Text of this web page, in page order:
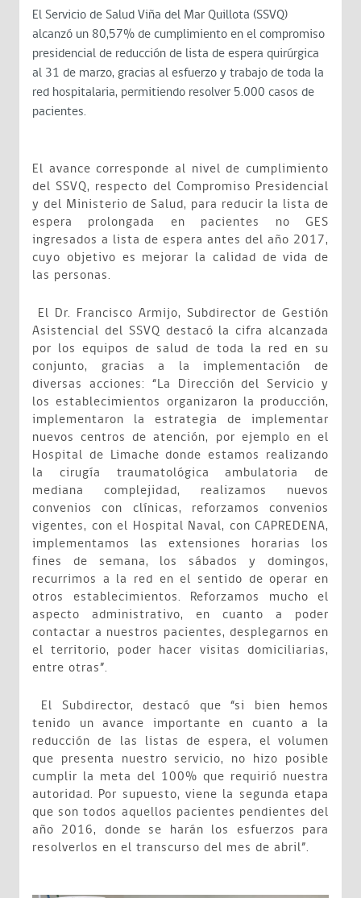
El Servicio de Salud Viña del Mar Quillota (SSVQ)
alcanzó un 80,57% de cumplimiento en el compromiso
presidencial de reducción de lista de espera quirúrgica
al 31 de marzo, gracias al esfuerzo y trabajo de toda la
red hospitalaria, permitiendo resolver 5.000 casos de
pacientes.
El avance corresponde al nivel de cumplimiento
del SSVQ, respecto del Compromiso Presidencial
y del Ministerio de Salud, para reducir la lista de
espera prolongada en pacientes no GES
ingresados a lista de espera antes del año 2017,
cuyo objetivo es mejorar la calidad de vida de
las personas.
El Dr. Francisco Armijo, Subdirector de Gestión
Asistencial del SSVQ destacó la cifra alcanzada
por los equipos de salud de toda la red en su
conjunto, gracias a la implementación de
diversas acciones: “La Dirección del Servicio y
los establecimientos organizaron la producción,
implementaron la estrategia de implementar
nuevos centros de atención, por ejemplo en el
Hospital de Limache donde estamos realizando
la cirugía traumatológica ambulatoria de
mediana complejidad, realizamos nuevos
convenios con clínicas, reforzamos convenios
vigentes, con el Hospital Naval, con CAPREDENA,
implementamos las extensiones horarias los
fines de semana, los sábados y domingos,
recurrimos a la red en el sentido de operar en
otros establecimientos. Reforzamos mucho el
aspecto administrativo, en cuanto a poder
contactar a nuestros pacientes, desplegarnos en
el territorio, poder hacer visitas domiciliarias,
entre otras”.
El Subdirector, destacó que “si bien hemos
tenido un avance importante en cuanto a la
reducción de las listas de espera, el volumen
que presenta nuestro servicio, no hizo posible
cumplir la meta del 100% que requirió nuestra
autoridad. Por supuesto, viene la segunda etapa
que son todos aquellos pacientes pendientes del
año 2016, donde se harán los esfuerzos para
resolverlos en el transcurso del mes de abril”.